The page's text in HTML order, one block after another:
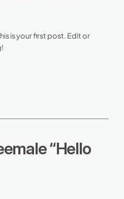
is your first post. Edit or
“Hello